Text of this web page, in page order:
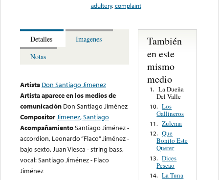
adultery,complaint
Detalles
Imagenes
Notas
Artista Don Santiago Jimenez
Artista aparece en los medios de
comunicación Don Santiago Jiménez
CompositorJimenez, Santiago
AcompañamientoSantiago Jiménez -
accordion, Leonardo “Flaco” Jiménez -
bajo sexto, Juan Viesca - string bass,
vocal: Santiago Jiménez - Flaco
Jiménez
También
en este
mismo
medio
1. La Dueña
Del Valle
10. Los
Gallineros
11. Zulema
12. Que
Bonito Este
Querer
13. Dices
Pescao
14. La Tuna